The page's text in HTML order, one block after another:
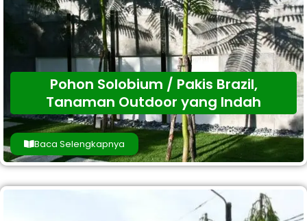
Pohon Solobium / Pakis Brazil,
Tanaman Outdoor yang Indah
Baca Selengkapnya